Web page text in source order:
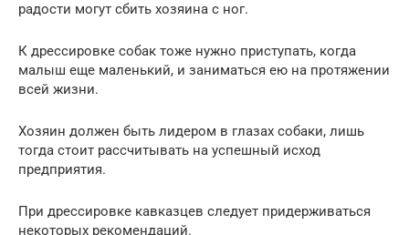
радости могут сбить хозяина с ног.
К дрессировке собак тоже нужно приступать, когда
малыш еще маленький, и заниматься ею на протяжении
всей жизни.
Хозяин должен быть лидером в глазах собаки, лишь
тогда стоит рассчитывать на успешный исход
предприятия.
При дрессировке кавказцев следует придерживаться
некоторых рекомендаций.